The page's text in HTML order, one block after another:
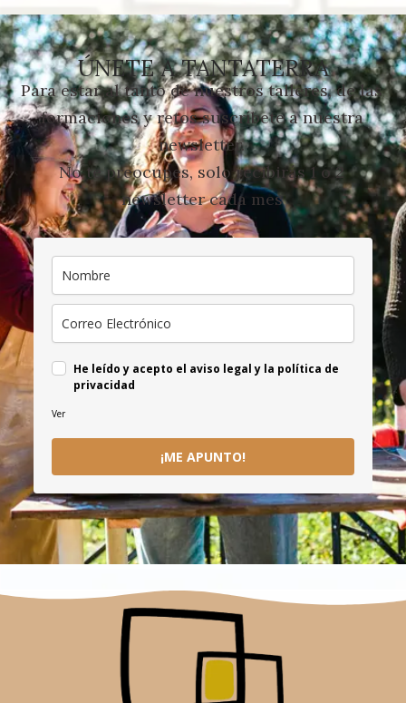
ÚNETE A TANTATERRA
Para estar al tanto de nuestros talleres, de las
formaciones y retos suscríbete a nuestra
newsletter.
No te preocupes, solo recibirás 1 o 2
newsletter cada mes
He leído y acepto el aviso legal y la política de
privacidad
Ver
¡ME APUNTO!